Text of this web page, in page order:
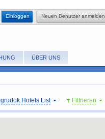
​Neuen Benutzer anmelden
Einloggen
ÜBER UNS
​Filtrieren
Hotels List